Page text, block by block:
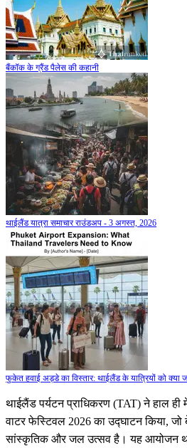
बैंकॉक के ग्रैंड पैलेस की कहानी
थाईलैंड यात्रा समाचार राउंडअप - 3 अगस्त, 2026
फुकेत हवाई अड्डे का विस्तार: थाईलैंड के यात्रियों को क्या
थाईलैंड पर्यटन प्राधिकरण (TAT) ने हाल ही
वाटर फेस्टिवल 2026 का उद्घाटन किया, जो
सांस्कृतिक और जल उत्सव है। यह आयोजन